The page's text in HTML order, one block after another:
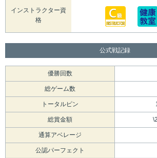
インストラクター資
格
公式戦記録
優勝回数
総ゲーム数
トータルピン
総賞金額
通算アベレージ
公認パーフェクト